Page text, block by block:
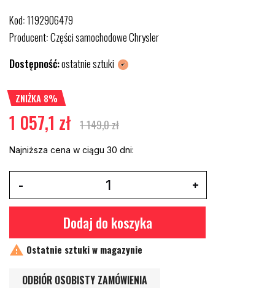
Kod:1192906479
Producent:Części samochodowe Chrysler
Dostępność:ostatnie sztuki
ZNIŻKA 8%
1 057,1 zł 1 149,0 zł
Najniższa cena w ciągu 30 dni:
Dodaj do koszyka
 Ostatnie sztuki w magazynie
ODBIÓR OSOBISTY ZAMÓWIENIA